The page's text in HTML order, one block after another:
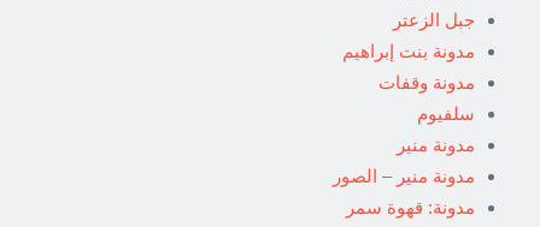
جبل الزعتر
مدونة بنت إبراهيم
مدونة وقفات
سلفيوم
مدونة منير
مدونة منير – الصور
مدونة: قهوة سمر